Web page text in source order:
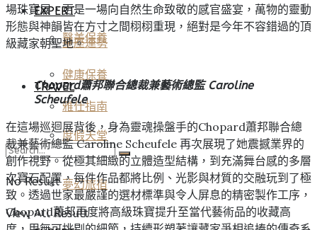
醫美保養
TRAVEL
度假天堂
夢幻旅宿
EXPERT
星座運勢
健康保養
雅仕指南
No Result
View All Result
場珠寶展，更是一場向自然生命致敬的感官盛宴，萬物的靈動
形態與神韻皆在方寸之間栩栩重現，絕對是今年不容錯過的頂
級藏家朝聖地。
Chopard蕭邦聯合總裁兼藝術總監 Caroline
Scheufele
在這場巡迴展背後，身為靈魂操盤手的Chopard蕭邦聯合總
裁兼藝術總監 Caroline Scheufele 再次展現了她震撼業界的
創作視野。從極其細緻的立體造型結構，到充滿舞台感的多層
次寶石配置，每件作品都將比例、光影與材質的交融玩到了極
致。透過世家最嚴謹的選材標準與令人屏息的精密製作工序，
Chopard蕭邦再度將高級珠寶提升至當代藝術品的收藏高